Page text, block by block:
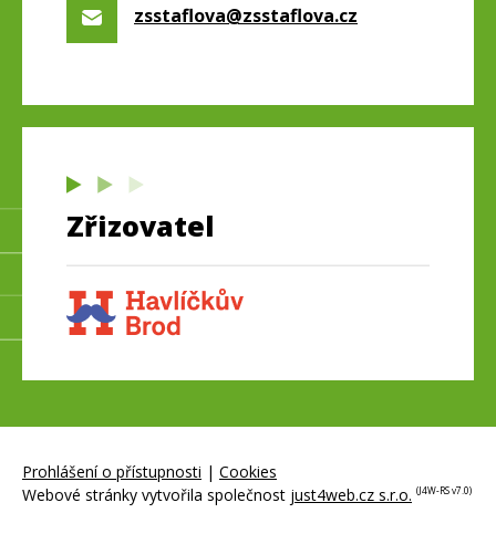
zsstaflova@zsstaflova.cz
Zřizovatel
Prohlášení o přístupnosti | Cookies
Webové stránky vytvořila společnost just4web.cz s.r.o. (J4W-RS v7.0)